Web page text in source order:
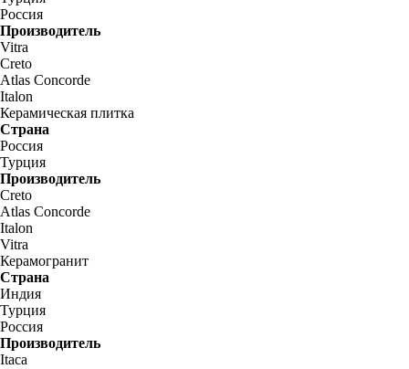
Россия
Производитель
Vitra
Creto
Atlas Concorde
Italon
Керамическая плитка
Страна
Россия
Турция
Производитель
Creto
Atlas Concorde
Italon
Vitra
Керамогранит
Страна
Индия
Турция
Россия
Производитель
Itaca